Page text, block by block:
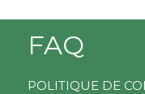
FAQ
POLITIQUE DE